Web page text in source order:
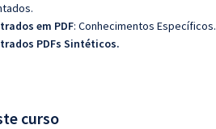
em PDF: Conhecimentos Específicos.
PDFs Sintéticos.
curso